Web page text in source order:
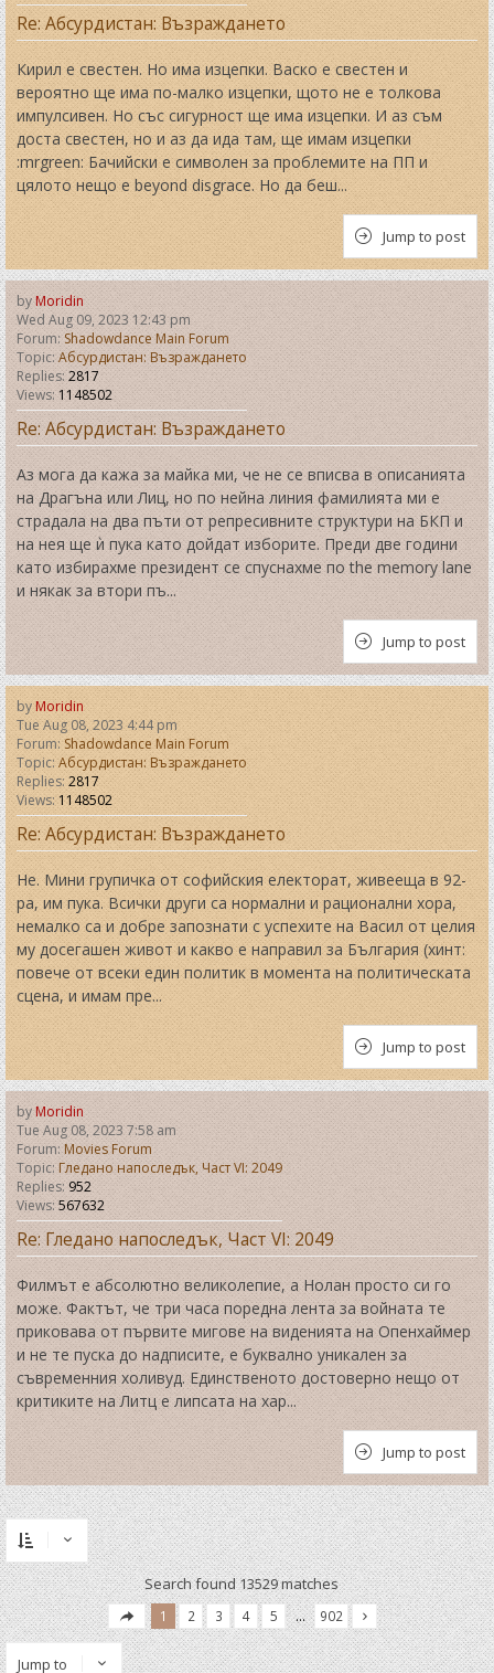
Re: Абсурдистан: Възраждането
Кирил е свестен. Но има изцепки. Васко е свестен и
вероятно ще има по-малко изцепки, щото не е толкова
импулсивен. Но със сигурност ще има изцепки. И аз съм
доста свестен, но и аз да ида там, ще имам изцепки
:mrgreen: Бачийски е символен за проблемите на ПП и
цялото нещо е beyond disgrace. Но да беш...
Jump to post
byMoridin
Wed Aug 09, 2023 12:43 pm
Forum: Shadowdance Main Forum
Topic:Абсурдистан: Възраждането
Replies:2817
Views:1148502
Re: Абсурдистан: Възраждането
Аз мога да кажа за майка ми, че не се вписва в описанията
на Драгъна или Лиц, но по нейна линия фамилията ми е
страдала на два пъти от репресивните структури на БКП и
на нея ще ѝ пука като дойдат изборите. Преди две години
като избирахме президент се спуснахме по the memory lane
и някак за втори пъ...
Jump to post
byMoridin
Tue Aug 08, 2023 4:44 pm
Forum:Shadowdance Main Forum
Topic:Абсурдистан: Възраждането
Replies: 2817
Views:1148502
Re: Абсурдистан: Възраждането
Не. Мини групичка от софийския електорат, живееща в 92-
ра, им пука. Всички други са нормални и рационални хора,
немалко са и добре запознати с успехите на Васил от целия
му досегашен живот и какво е направил за България (хинт:
повече от всеки един политик в момента на политическата
сцена, и имам пре...
Jump to post
byMoridin
Tue Aug 08, 2023 7:58 am
Forum:Movies Forum
Topic:Гледано напоследък, Част VI: 2049
Replies:952
Views:567632
Re: Гледано напоследък, Част VI: 2049
Филмът е абсолютно великолепие, а Нолан просто си го
може. Фактът, че три часа поредна лента за войната те
приковава от първите мигове на виденията на Опенхаймер
и не те пуска до надписите, е буквално уникален за
съвременния холивуд. Единственото достоверно нещо от
критиките на Литц е липсата на хар...
Jump to post
Search found 13529 matches
1 2 3 4 5 … 902
Jump to